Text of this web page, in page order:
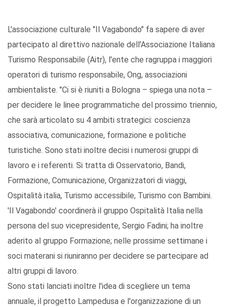
L'associazione culturale "Il Vagabondo" fa sapere di aver
partecipato al direttivo nazionale dell'Associazione Italiana
Turismo Responsabile (Aitr), l'ente che ragruppa i maggiori
operatori di turismo responsabile, Ong, associazioni
ambientaliste. "Ci si è riuniti a Bologna – spiega una nota –
per decidere le linee programmatiche del prossimo triennio,
che sarà articolato su 4 ambiti strategici: coscienza
associativa, comunicazione, formazione e politiche
turistiche. Sono stati inoltre decisi i numerosi gruppi di
lavoro e i referenti. Si tratta di Osservatorio, Bandi,
Formazione, Comunicazione, Organizzatori di viaggi,
Ospitalità italia, Turismo accessibile, Turismo con Bambini.
'Il Vagabondo' coordinerà il gruppo Ospitalità Italia nella
persona del suo vicepresidente, Sergio Fadini; ha inoltre
aderito al gruppo Formazione; nelle prossime settimane i
soci materani si riuniranno per decidere se partecipare ad
altri gruppi di lavoro.
Sono stati lanciati inoltre l'idea di scegliere un tema
annuale, il progetto Lampedusa e l'organizzazione di un